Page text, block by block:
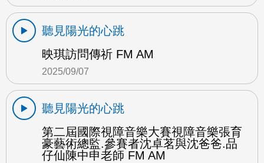
聽見陽光的心跳
映琪訪問傳祈 FM AM
2025/09/07
聽見陽光的心跳
第二屆國際視障音樂大賽視障音樂張育
豪藝術總監.參賽者沈卓茗與沈爸爸.品
仔仙陳中申老師 FM AM